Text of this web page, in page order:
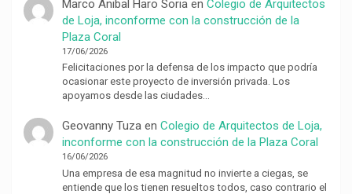
Marco Anibal Haro Soriaen Colegio de Arquitectos
de Loja, inconforme con la construcción de la
Plaza Coral
17/06/2026
Felicitaciones por la defensa de los impacto que podría
ocasionar este proyecto de inversión privada. Los
apoyamos desde las ciudades…
Geovanny Tuzaen Colegio de Arquitectos de Loja,
inconforme con la construcción de la Plaza Coral
16/06/2026
Una empresa de esa magnitud no invierte a ciegas, se
entiende que los tienen resueltos todos, caso contrario el